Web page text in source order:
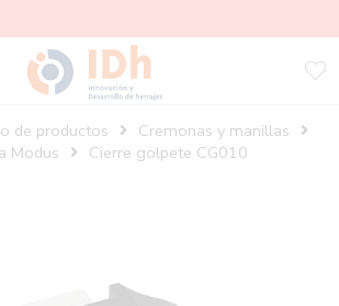
de productos
Cremonas y manillas
Modus
Cierre golpete CG010